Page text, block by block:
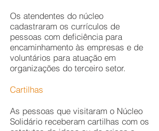
Os atendentes do núcleo
cadastraram os currículos de
pessoas com deficiência para
encaminhamento às empresas e de
voluntários para atuação em
organizações do terceiro setor.
Cartilhas
As pessoas que visitaram o Núcleo
Solidário receberam cartilhas com os